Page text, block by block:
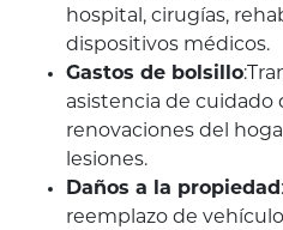
hospital, cirugías,
dispositivos médicos.
Gastos de bolsillo
asistencia de cuidado
renovaciones del
lesiones.
Daños a la propiedad
reemplazo de